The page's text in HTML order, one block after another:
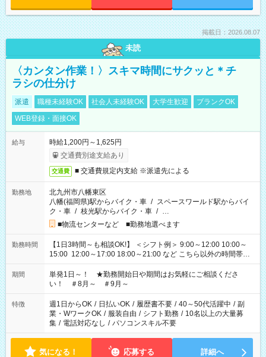
掲載日：2026.08.07
未読
〈カンタン作業！〉スキマ時間にサクッと＊チ
ラシの仕分け
派遣 職種未経験OK 社会人未経験OK 大学生歓迎
ブランクOK
WEB登録・面接OK
給与
時給1,200円～1,625円
交通費別途支給あり
交通費 ■ 交通費規定内支給 ※派遣先による
勤務地
北九州市八幡東区
八幡(福岡県)駅からバイク・車 / スペースワールド駅からバイ
ク・車 / 枝光駅からバイク・車 / …
■物流センターなど ■勤務地選べます
勤務時間
【1日3時間～も相談OK!】 ＜シフト例＞ 9:00～12:00 10:00～
15:00 12:00～17:00 18:00～21:00 など こちら以外の時間帯も
お気軽にご相談ください！
期間
単発1日～！ ★勤務開始日や期間はお気軽にご相談くださ
い！ ＃8月～ ＃9月～
特徴 週1日からOK / 日払いOK / 履歴書不要 / 40～50代活躍中 / 副
業・WワークOK / 服装自由 / シフト勤務 / 10名以上の大量募
集 / 電話対応なし / パソコンスキル不要
気になる！ 応募する 詳細へ